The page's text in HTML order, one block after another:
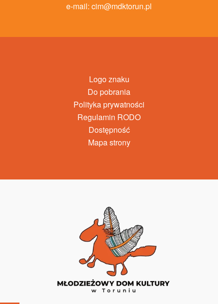
e-mail: cim@mdktorun.pl
Logo znaku
Do pobrania
Polityka prywatności
Regulamin RODO
Dostępność
Mapa strony